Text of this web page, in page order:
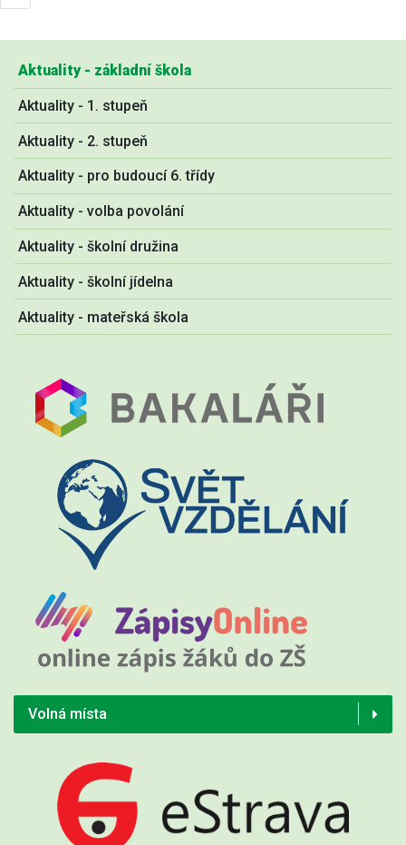
Aktuality - základní škola
Aktuality - 1. stupeň
Aktuality - 2. stupeň
Aktuality - pro budoucí 6. třídy
Aktuality - volba povolání
Aktuality - školní družina
Aktuality - školní jídelna
Aktuality - mateřská škola
Volná místa